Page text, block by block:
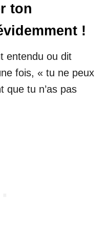
ton
!
entendu ou dit
fois, « tu ne peux
que tu n’as pas